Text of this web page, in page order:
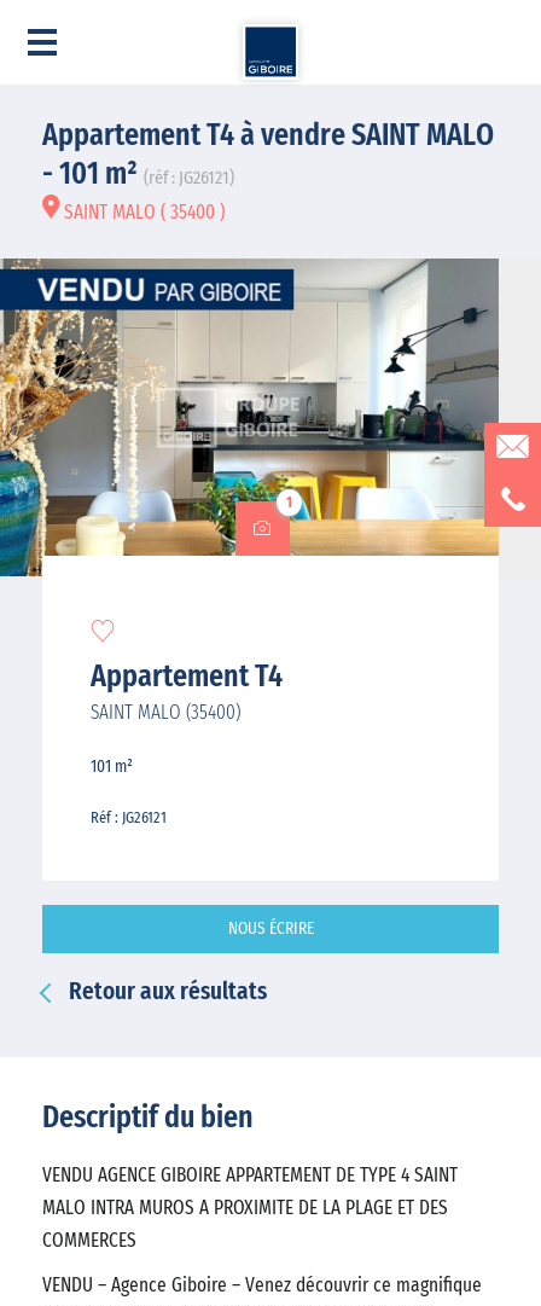
Appartement T4 à vendre SAINT MALO
- 101 m² (réf : JG26121)
SAINT MALO ( 35400 )
1
Appartement T4
SAINT MALO (35400)
101 m²
Réf : JG26121
NOUS ÉCRIRE
Retour aux résultats
Descriptif du bien
VENDU AGENCE GIBOIRE APPARTEMENT DE TYPE 4 SAINT
MALO INTRA MUROS A PROXIMITE DE LA PLAGE ET DES
COMMERCES
VENDU – Agence Giboire – Venez découvrir ce magnifique